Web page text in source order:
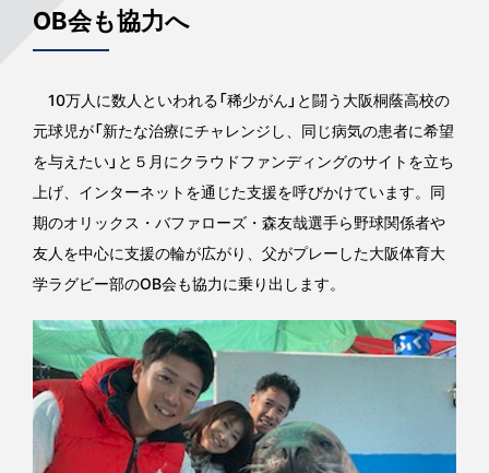
OB会も協力へ
10万人に数人といわれる「稀少がん」と闘う大阪桐蔭高校の
元球児が「新たな治療にチャレンジし、同じ病気の患者に希望
を与えたい」と５月にクラウドファンディングのサイトを立ち
上げ、インターネットを通じた支援を呼びかけています。同
期のオリックス・バファローズ・森友哉選手ら野球関係者や
友人を中心に支援の輪が広がり、父がプレーした大阪体育大
学ラグビー部のOB会も協力に乗り出します。